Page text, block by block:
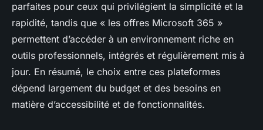
parfaites pour ceux qui privilégient la simplicité et la
rapidité, tandis que « les offres Microsoft 365 »
permettent d’accéder à un environnement riche en
outils professionnels, intégrés et régulièrement mis à
jour. En résumé, le choix entre ces plateformes
dépend largement du budget et des besoins en
matière d’accessibilité et de fonctionnalités.